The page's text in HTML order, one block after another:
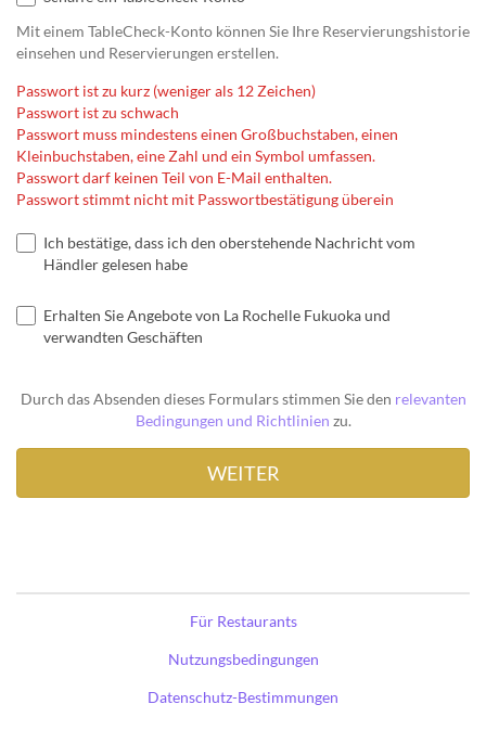
Mit einem TableCheck-Konto können Sie Ihre Reservierungshistorie
einsehen und Reservierungen erstellen.
Passwort ist zu kurz (weniger als 12 Zeichen)
Passwort ist zu schwach
Passwort muss mindestens einen Großbuchstaben, einen
Kleinbuchstaben, eine Zahl und ein Symbol umfassen.
Passwort darf keinen Teil von E-Mail enthalten.
Passwort stimmt nicht mit Passwortbestätigung überein
Ich bestätige, dass ich den oberstehende Nachricht vom
Händler gelesen habe
Erhalten Sie Angebote von La Rochelle Fukuoka und
verwandten Geschäften
Durch das Absenden dieses Formulars stimmen Sie den relevanten
Bedingungen und Richtlinien zu.
Für Restaurants
Nutzungsbedingungen
Datenschutz-Bestimmungen